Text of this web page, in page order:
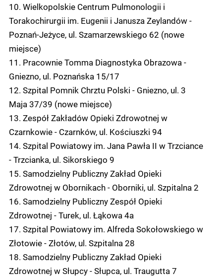
10. Wielkopolskie Centrum Pulmonologii i
Torakochirurgii im. Eugenii i Janusza Zeylandów -
Poznań-Jeżyce, ul. Szamarzewskiego 62 (nowe
miejsce)
11. Pracownie Tomma Diagnostyka Obrazowa -
Gniezno, ul. Poznańska 15/17
12. Szpital Pomnik Chrztu Polski - Gniezno, ul. 3
Maja 37/39 (nowe miejsce)
13. Zespół Zakładów Opieki Zdrowotnej w
Czarnkowie - Czarnków, ul. Kościuszki 94
14. Szpital Powiatowy im. Jana Pawła II w Trzciance
- Trzcianka, ul. Sikorskiego 9
15. Samodzielny Publiczny Zakład Opieki
Zdrowotnej w Obornikach - Oborniki, ul. Szpitalna 2
16. Samodzielny Publiczny Zespół Opieki
Zdrowotnej - Turek, ul. Łąkowa 4a
17. Szpital Powiatowy im. Alfreda Sokołowskiego w
Złotowie - Złotów, ul. Szpitalna 28
18. Samodzielny Publiczny Zakład Opieki
Zdrowotnej w Słupcy - Słupca, ul. Traugutta 7